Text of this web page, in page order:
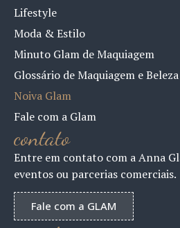
Lifestyle
Moda & Estilo
Minuto Glam de Maquiagem
Glossário de Maquiagem e Beleza
Noiva Glam
Fale com a Glam
contato
Entre em contato com a Anna
eventos ou parcerias comerciais.
Fale com a GLAM